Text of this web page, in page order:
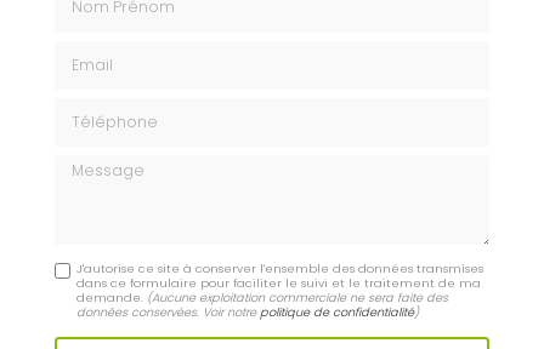
Message
J'autorise ce site à conserver l'ensemble des données transmises
dans ce formulaire pour faciliter le suivi et le traitement de ma
demande. (Aucune exploitation commerciale ne sera faite des
données conservées. Voir notrepolitique de confidentialité)